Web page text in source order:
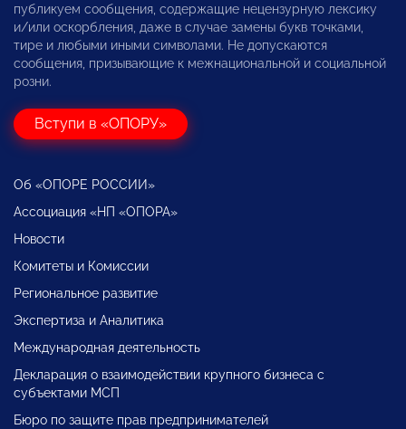
публикуем сообщения, содержащие нецензурную лексику
и/или оскорбления, даже в случае замены букв точками,
тире и любыми иными символами. Не допускаются
сообщения, призывающие к межнациональной и социальной
розни.
Вступи в «ОПОРУ»
Об «ОПОРЕ РОССИИ»
Ассоциация «НП «ОПОРА»
Новости
Комитеты и Комиссии
Региональное развитие
Экспертиза и Аналитика
Международная деятельность
Декларация о взаимодействии крупного бизнеса с
субъектами МСП
Бюро по защите прав предпринимателей